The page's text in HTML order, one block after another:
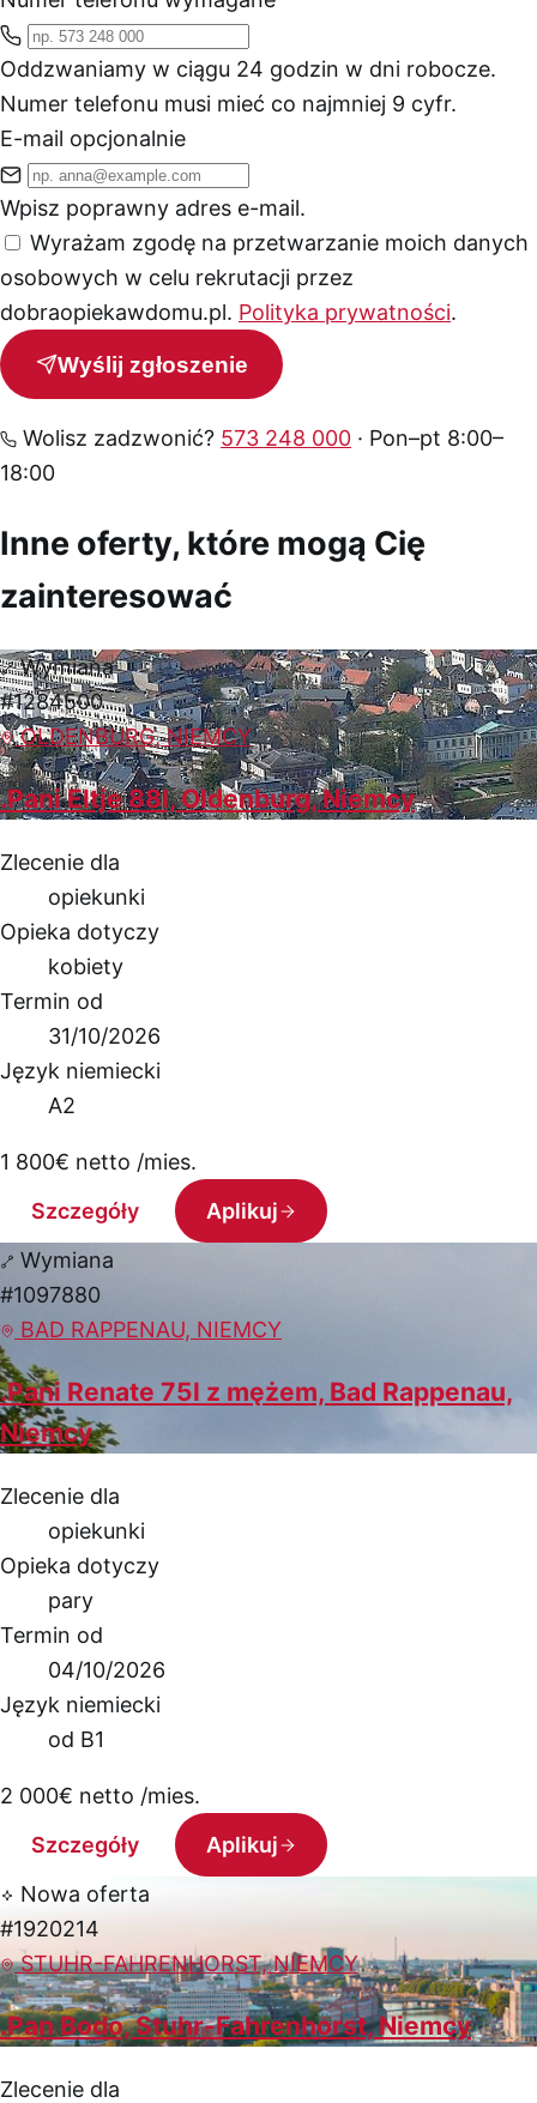
Oddzwaniamy w ciągu 24 godzin w dni robocze.
Numer telefonu musi mieć co najmniej 9 cyfr.
E-mail opcjonalnie
Wpisz poprawny adres e-mail.
Wyrażam zgodę na przetwarzanie moich danych
osobowych w celu rekrutacji przez
dobraopiekawdomu.pl. Polityka prywatności.
Wyślij zgłoszenie
Wolisz zadzwonić? 573 248 000 · Pon–pt 8:00–
18:00
Inne oferty, które mogą Cię
zainteresować
Wymiana
#1284500
OLDENBURG, NIEMCY
.Pani Eltje 88l, Oldenburg, Niemcy
Zlecenie dla
opiekunki
Opieka dotyczy
kobiety
Termin od
31/10/2026
Język niemiecki
A2
1 800€ netto /mies.
Szczegóły
Aplikuj
Wymiana
#1097880
BAD RAPPENAU, NIEMCY
.Pani Renate 75l z mężem, Bad Rappenau,
Niemcy
Zlecenie dla
opiekunki
Opieka dotyczy
pary
Termin od
04/10/2026
Język niemiecki
od B1
2 000€ netto /mies.
Szczegóły
Aplikuj
Nowa oferta
#1920214
STUHR-FAHRENHORST, NIEMCY
.Pan Bodo, Stuhr-Fahrenhorst, Niemcy
Zlecenie dla